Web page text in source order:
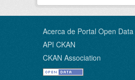
Acerca de Portal Open
API CKAN
CKAN Association